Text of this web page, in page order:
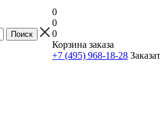
0
0
0
Корзина заказа
+7 (495) 968-18-28